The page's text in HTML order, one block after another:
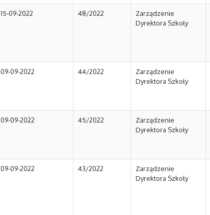
15-09-2022 48/2022
Zarządzenie
Dyrektora Szkoły
09-09-2022 44/2022
Zarządzenie
Dyrektora Szkoły
09-09-2022 45/2022
Zarządzenie
Dyrektora Szkoły
09-09-2022 43/2022
Zarządzenie
Dyrektora Szkoły